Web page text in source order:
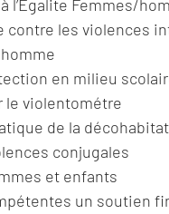
l’Égalite Femmes/
contre les violences
en milieu
le violentométre
de la
conjugales
et enfants
un soutien